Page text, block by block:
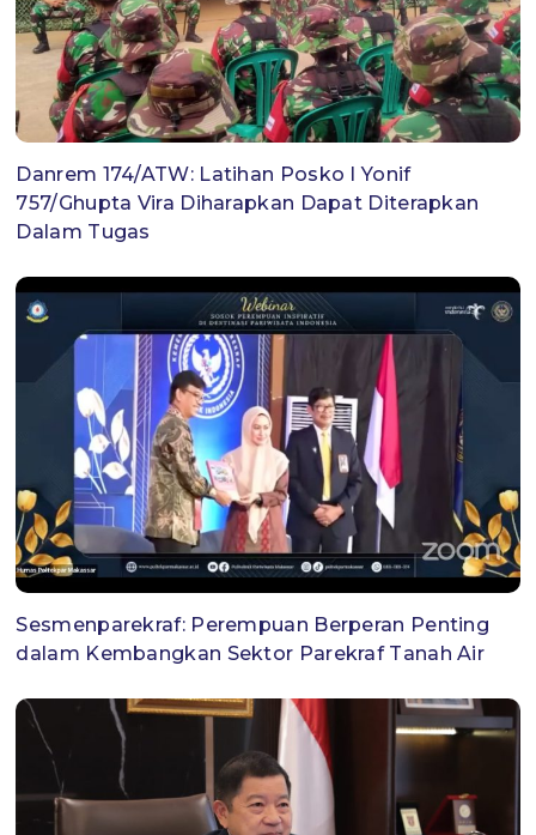
Danrem 174/ATW: Latihan Posko I Yonif
757/Ghupta Vira Diharapkan Dapat Diterapkan
Dalam Tugas
Sesmenparekraf: Perempuan Berperan Penting
dalam Kembangkan Sektor Parekraf Tanah Air